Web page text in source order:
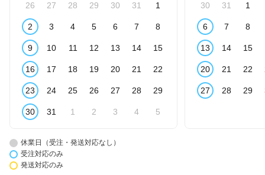
26 27 28 29 30 31 1
2 3 4 5 6 7 8
9 10 11 12 13 14 15
16 17 18 19 20 21 22
23 24 25 26 27 28 29
30 31 1 2 3 4 5
30 31 1
6 7 8
13 14 15
20 21 22
27 28 29
休業日（受注・発送対応なし）
受注対応のみ
発送対応のみ